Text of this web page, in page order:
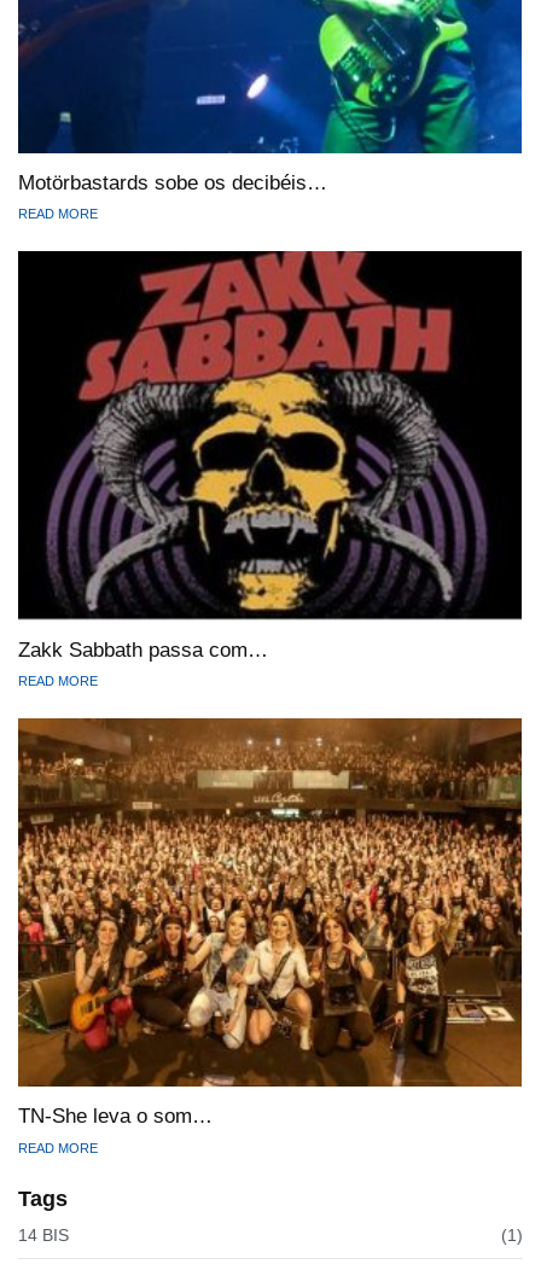
Motörbastards sobe os decibéis…
READ MORE
Zakk Sabbath passa com…
READ MORE
TN-She leva o som…
READ MORE
Tags
14 BIS (1)